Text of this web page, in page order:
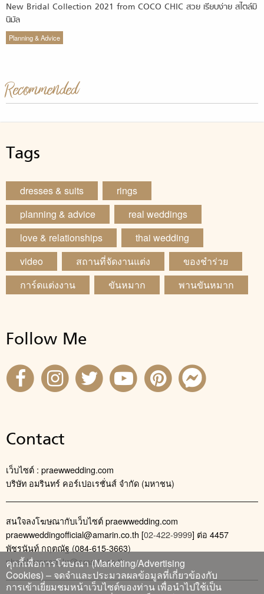
New Bridal Collection 2021 from COCO CHIC สวย เรียบง่าย สไตล์มิ
นิมัล
Planning & Advice
Recommended
Tags
dresses & suits
rings
planning & advice
real weddings
love & relationships
thai wedding
video
สถานที่จัดงานแต่ง
ของชำร่วย
การ์ดแต่งงาน
ขันหมาก พานขันหมาก
Follow Me
Contact
เว็บไซต์ : praewwedding.com
บริษัท อมรินทร์ คอร์เปอเรชั่นส์ จำกัด (มหาชน)
สนใจลงโฆษณากับเว็บไซต์ praewwedding.com
praewweddingofficial@amarin.co.th [02-422-9999] ต่อ 4457
พัชรนันท์ กฤตณัฐ (084-615-3663)
phatcharanan_kr@amarin.co.th
คุกกี้เพื่อการโฆษณา (Marketing/Advertising
Cookies) – จดจำและประมวลผลข้อมูลที่เกี่ยวข้องกับ
การเข้าเยี่ยมชมหน้าเว็บไซต์ของท่าน เพื่อนำไปใช้เป็น